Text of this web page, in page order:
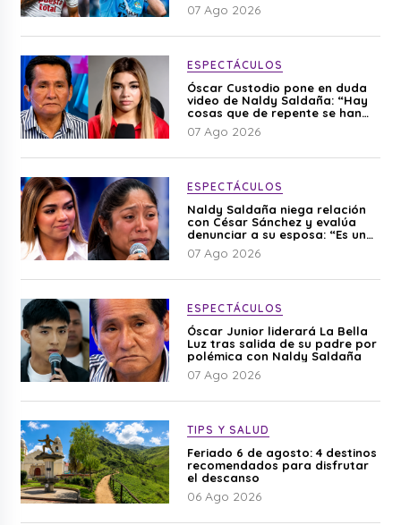
07 Ago 2026
ESPECTÁCULOS
Óscar Custodio pone en duda
video de Naldy Saldaña: “Hay
cosas que de repente se han
editado”
07 Ago 2026
ESPECTÁCULOS
Naldy Saldaña niega relación
con César Sánchez y evalúa
denunciar a su esposa: “Es una
difamación”
07 Ago 2026
ESPECTÁCULOS
Óscar Junior liderará La Bella
Luz tras salida de su padre por
polémica con Naldy Saldaña
07 Ago 2026
TIPS Y SALUD
Feriado 6 de agosto: 4 destinos
recomendados para disfrutar
el descanso
06 Ago 2026